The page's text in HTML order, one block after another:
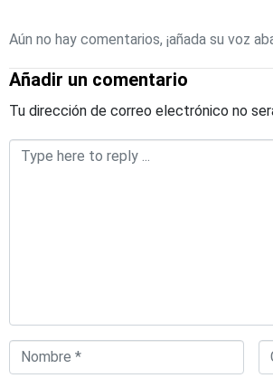
Aún no hay comentarios, ¡añada su voz
Añadir un comentario
Tu dirección de correo electrónico no
Comentario
Nombre